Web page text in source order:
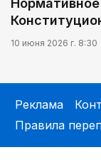
10 июня 2026 г. 8:30
Реклама
Правила